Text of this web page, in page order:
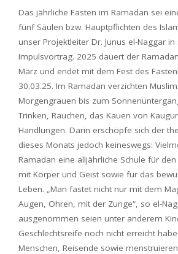
Das jährliche Fasten im Ramadan sei
fünf Säulen bzw. Hauptpflichten des
unser Projektleiter Dr. Junus el-Naggar in
Impulsvortrag. 2025 dauert der
März und endet mit dem Fest des
30.03.25. Im Ramadan verzichten
Morgengrauen bis zum
Trinken, Rauchen, das Kauen von
Handlungen. Darin erschöpfe sich der
dieses Monats jedoch keineswegs:
Ramadan eine alljährliche Schule für
mit Körper und Geist sowie für das
Leben. „Man fastet nicht nur mit dem
Augen, Ohren, mit der Zunge“, so el-
ausgenommen seien unter anderem
Geschlechtsreife noch nicht erreicht
Menschen, Reisende sowie